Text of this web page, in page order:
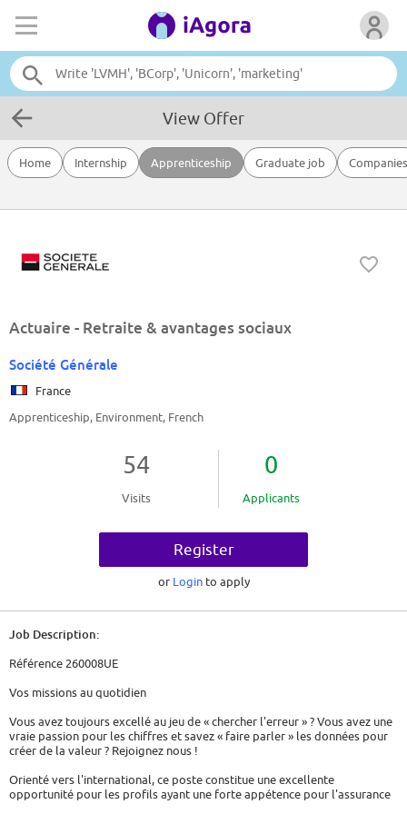
View Offer
Home Internship Apprenticeship Graduate job Companies
Actuaire - Retraite & avantages sociaux
Société Générale
France
Apprenticeship, Environment, French
54
Visits
0
Applicants
Register
or Loginto apply
Job Description:
Référence 260008UE
Vos missions au quotidien
Vous avez toujours excellé au jeu de « chercher l'erreur » ? Vous avez une
vraie passion pour les chiffres et savez « faire parler » les données pour
créer de la valeur ? Rejoignez nous !
Orienté vers l'international, ce poste constitue une excellente
opportunité pour les profils ayant une forte appétence pour l'assurance